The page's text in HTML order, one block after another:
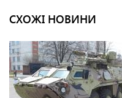
СХОЖІ НОВИНИ